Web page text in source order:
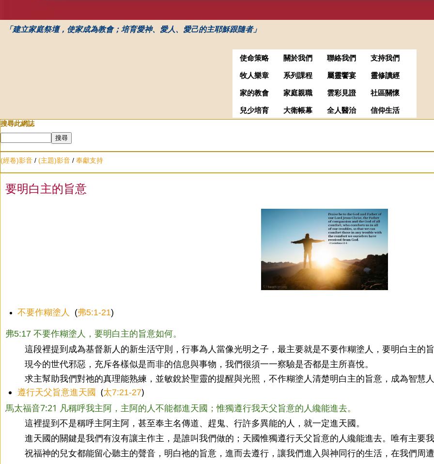
「建立家庭祭壇，使家成為教會；培育愛神、愛人、愛己的主耶穌跟隨者」
使命策略 關於我們 聯絡我們 支持我們
牧人樂章 系列課程 屬靈饗宴 靈修讀經
家的教會 家庭親職 雲彩見證 社區關懷
兒少培育 大衛帳幕 全人醫治
信仰生活
搜尋此網誌
(經卷)影音 / (主題)影音 / 奉獻支持
要明白主的旨意
不要作糊塗人
  (
弗5:1-21)
弗5:17 不要作糊塗人，要明白主的旨意如何。
這段裡提到成為基督新人的新生活守則，行事為人當像光明之子，最主要就是不要作糊塗人，要明白主的旨
現今的世代邪惡，充斥各樣似是而非的信息與事物，我們很須一一察驗是否都是主所喜悅。
求主幫助我們對祂的真理能熟練，並敏銳於聖靈的提醒與光照，不作糊塗人清楚明白主的旨意，成為智慧人
遵行天父旨意進天國
  (
太7:21-27)
馬太福音7:21 凡稱呼我主阿，主阿的人不能都進天國；惟獨遵行我天父旨意的人纔能進去。
這裡提到不是稱呼主阿主阿，甚至奉主名傳道、趕鬼、行許多異能的人，就一定進天國。
進天國的關鍵是我們有沒有讓主作主，是誰叫我們做的；天國惟獨遵行天父旨意的人纔能進去。唯有主要
祝福神的兒女都能留心聽主的聲音，明白祂的旨意，進而去遵行，讓我們進入與神同行的生活，在我們周遭